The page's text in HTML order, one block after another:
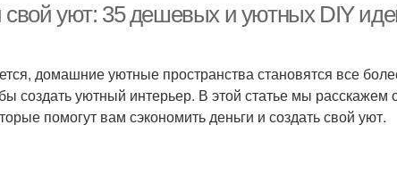
свой уют: 35 дешевых и уютных DIY
домашние уютные пространства становятся все
создать уютный интерьер. В этой статье мы
помогут вам сэкономить деньги и создать свой уют.